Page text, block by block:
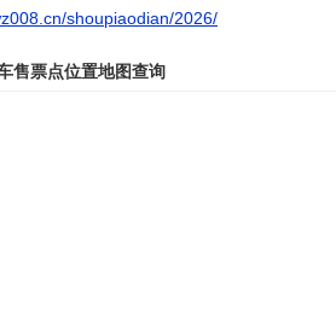
shoupiaodian/2026/
售票点位置地图查询